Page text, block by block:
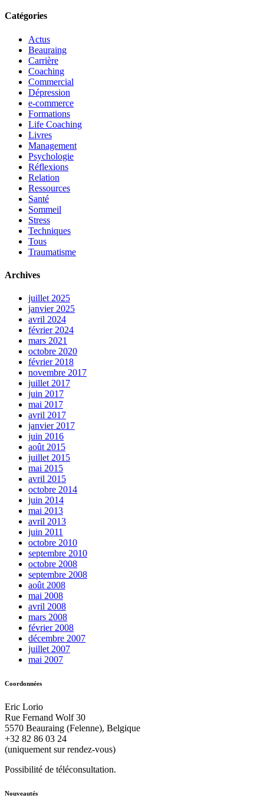
Catégories
Actus
Beauraing
Carrière
Coaching
Commercial
Dépression
e-commerce
Formations
Life Coaching
Livres
Management
Psychologie
Réflexions
Relation
Ressources
Santé
Sommeil
Stress
Techniques
Tous
Traumatisme
Archives
juillet 2025
janvier 2025
avril 2024
février 2024
mars 2021
octobre 2020
février 2018
novembre 2017
juillet 2017
juin 2017
mai 2017
avril 2017
janvier 2017
juin 2016
août 2015
juillet 2015
mai 2015
avril 2015
octobre 2014
juin 2014
mai 2013
avril 2013
juin 2011
octobre 2010
septembre 2010
octobre 2008
septembre 2008
août 2008
mai 2008
avril 2008
mars 2008
février 2008
décembre 2007
juillet 2007
mai 2007
Coordonnées
Eric Lorio
Rue Fernand Wolf 30
5570 Beauraing (Felenne), Belgique
+32 82 86 03 24
(uniquement sur rendez-vous)
Possibilité de téléconsultation.
Nouveautés